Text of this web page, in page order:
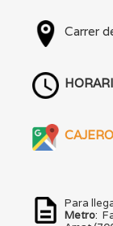
Carrer
Para
Metro: